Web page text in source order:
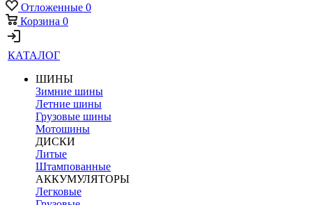
Отложенные 0
Корзина 0
КАТАЛОГ
ШИНЫ
Зимние шины
Летние шины
Грузовые шины
Мотошины
ДИСКИ
Литые
Штампованные
АККУМУЛЯТОРЫ
Легковые